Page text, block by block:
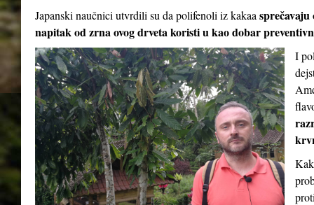
Japanski naučnici utvrdili su da polifenoli iz kakaa
napitak od zrna ovog drveta koristi u kao dobar
I